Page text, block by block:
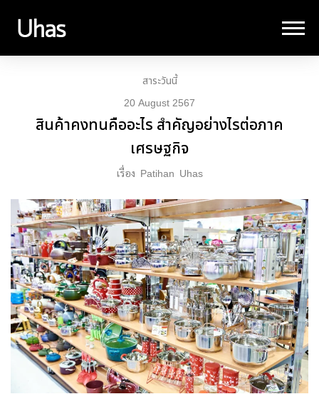
สาระวันนี้
20 August 2567
สินค้าคงทนคืออะไร สำคัญอย่างไรต่อภาค
เศรษฐกิจ
เรื่อง Patihan Uhas